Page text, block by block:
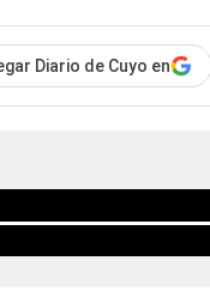
Diario de Cuyo en